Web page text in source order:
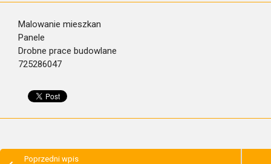
Malowanie mieszkan
Panele
Drobne prace budowlane
725286047
Poprzedni wpis